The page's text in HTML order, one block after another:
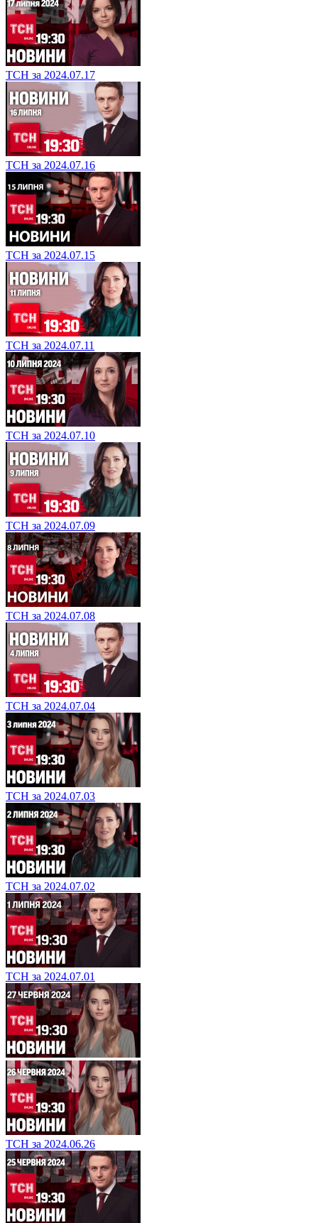
ТСН за 2024.07.17
ТСН за 2024.07.16
ТСН за 2024.07.15
ТСН за 2024.07.11
ТСН за 2024.07.10
ТСН за 2024.07.09
ТСН за 2024.07.08
ТСН за 2024.07.04
ТСН за 2024.07.03
ТСН за 2024.07.02
ТСН за 2024.07.01
ТСН за 2024.06.26